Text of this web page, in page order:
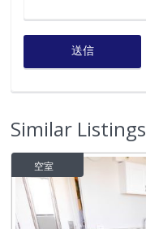
Similar Listings
空室